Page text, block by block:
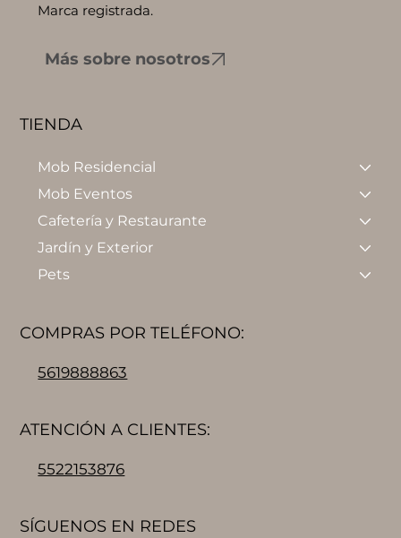
Marca registrada.
Más sobre nosotros
TIENDA
Mob Residencial
Mob Eventos
Cafetería y Restaurante
Jardín y Exterior
Pets
COMPRAS POR TELÉFONO:
5619888863
ATENCIÓN A CLIENTES:
5522153876
SÍGUENOS EN REDES